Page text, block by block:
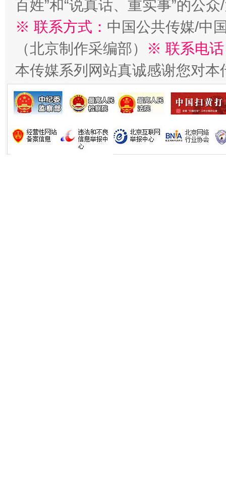
习近平的博鳌关键词
魏明亮
百姓”和“说真话、重实事”的公
※ 联系方式： 中国公共传媒/中
（北京制作采编部）
※ 联系电
本传媒系列网站真诚感谢您对